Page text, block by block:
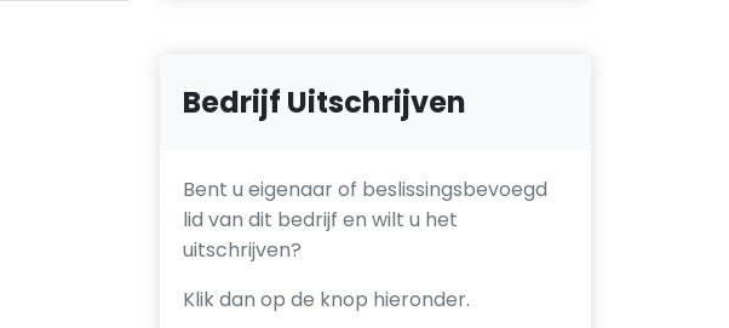
Bedrijf Uitschrijven
Bent u eigenaar of beslissingsbevoegd
lid van dit bedrijf en wilt u het
uitschrijven?
Klik dan op de knop hieronder.